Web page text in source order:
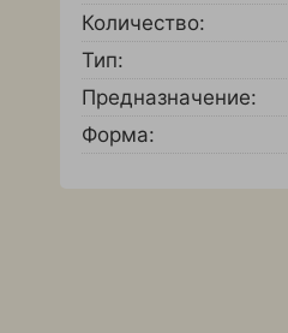
Количество:
Тип:
Предназначение:
Форма: